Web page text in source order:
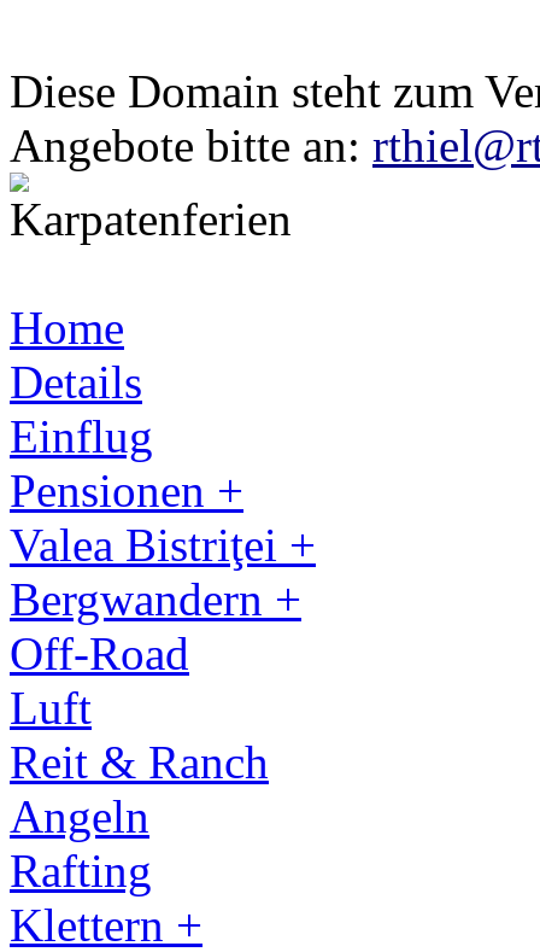
Diese Domain steht zum
Angebote bitte an:
Home
Details
Einflug
Pensionen +
Valea Bistriţei +
Bergwandern +
Off-Road
Luft
Reit & Ranch
Angeln
Rafting
Klettern +